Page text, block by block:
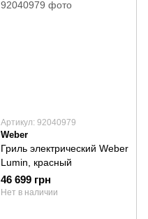
Артикул: 92040979
Weber
Гриль электрический Weber
Lumin, красный
46 699 грн
Нет в наличии